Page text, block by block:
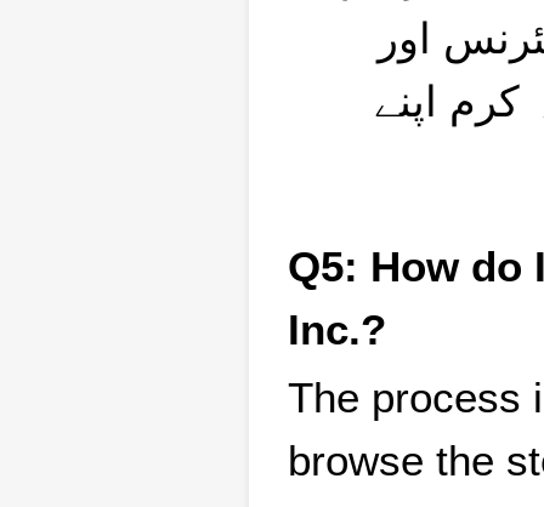
اور
اپنے
Q5: How do
Inc.?
The process
browse the